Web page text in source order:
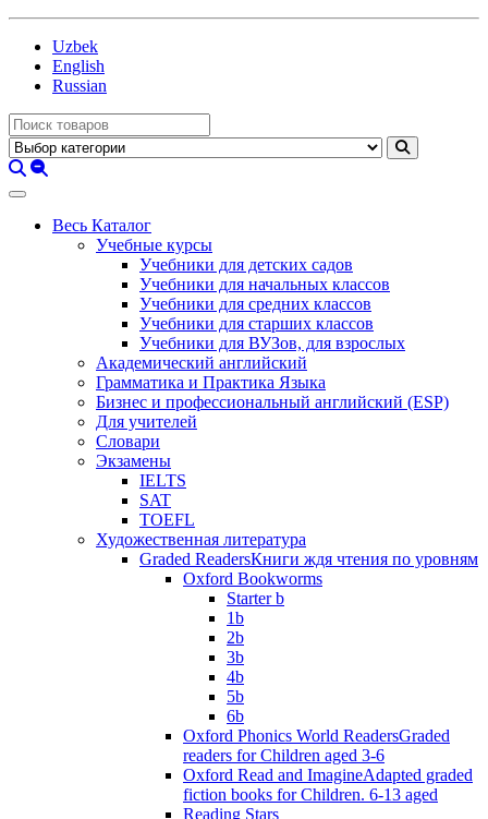
Uzbek
English
Russian
Весь Каталог
Учебные курсы
Учебники для детских садов
Учебники для начальных классов
Учебники для средних классов
Учебники для старших классов
Учебники для ВУЗов, для взрослых
Академический английский
Грамматика и Практика Языка
Бизнес и профессиональный английский (ESP)
Для учителей
Словари
Экзамены
IELTS
SAT
TOEFL
Художественная литература
Graded ReadersКниги ждя чтения по уровням
Oxford Bookworms
Starter b
1b
2b
3b
4b
5b
6b
Oxford Phonics World ReadersGraded
readers for Children aged 3-6
Oxford Read and ImagineAdapted graded
fiction books for Children. 6-13 aged
Reading Stars